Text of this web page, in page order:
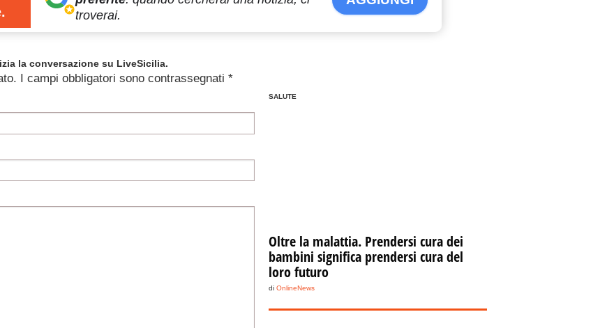
troverai.
la conversazione su LiveSicilia.
I campi obbligatori sono contrassegnati *
SALUTE
Oltre la malattia. Prendersi cura dei
bambini significa prendersi cura del
loro futuro
di OnlineNews